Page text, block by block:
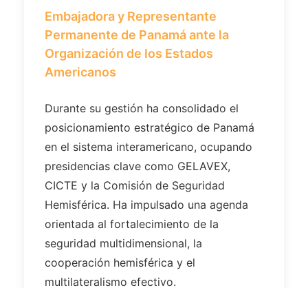
Embajadora y Representante
Permanente de Panamá ante la
Organización de los Estados
Americanos
Durante su gestión ha consolidado el
posicionamiento estratégico de Panamá
en el sistema interamericano, ocupando
presidencias clave como GELAVEX,
CICTE y la Comisión de Seguridad
Hemisférica. Ha impulsado una agenda
orientada al fortalecimiento de la
seguridad multidimensional, la
cooperación hemisférica y el
multilateralismo efectivo.